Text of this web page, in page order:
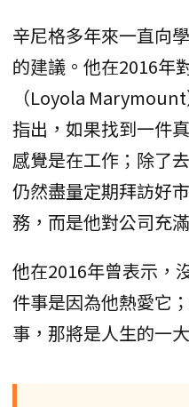
辛尼格多年來一直向
的建議。他在2016年
（Loyola
指出，如果找到一件
感覺是在工作；除了
仍然盡量定期拜訪好
務，而是他對公司充
他在2016年曾表示，
件事是因為他熱愛它
事，那將是人生的一